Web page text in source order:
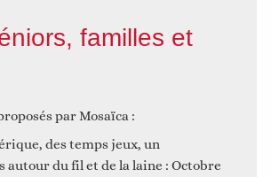
Autres services
familles et
par Mosaïca :
des temps jeux, un
du fil et de la laine : Octobre